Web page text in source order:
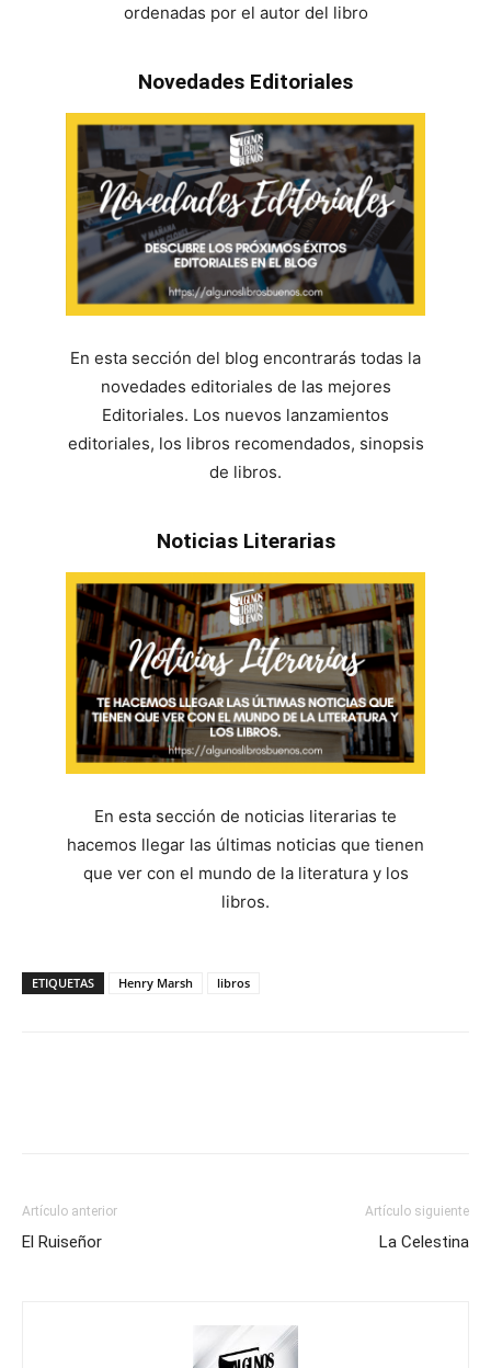
ordenadas por el autor del libro
Novedades Editoriales
En esta sección del blog encontrarás todas la
novedades editoriales de las mejores
Editoriales. Los nuevos lanzamientos
editoriales, los libros recomendados, sinopsis
de libros.
Noticias Literarias
En esta sección de noticias literarias te
hacemos llegar las últimas noticias que tienen
que ver con el mundo de la literatura y los
libros.
ETIQUETAS Henry Marsh libros
Artículo anterior
El Ruiseñor
Artículo siguiente
La Celestina